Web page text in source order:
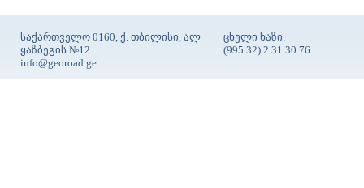
საქართველო 0160, ქ. თბილისი, ალ
ყაზბეგის №12
info@georoad.ge
ცხელი ხაზი:
(995 32) 2 31 30 76